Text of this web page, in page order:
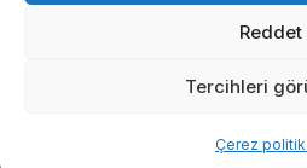
Reddet
Tercihleri
Çerez
© 2026 Enka